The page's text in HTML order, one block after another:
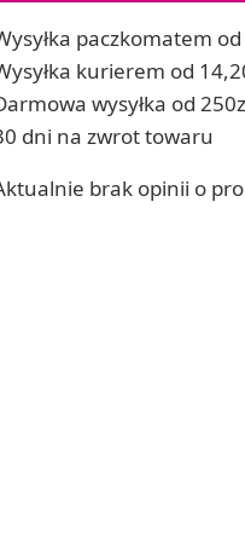
formy do kul do kąpieli
i zapachy
I ODLEWY
polimerowej
dla dzieci
paczkomatem od
kurierem od
wysyłka od
dni na zwrot towaru
brak opinii o